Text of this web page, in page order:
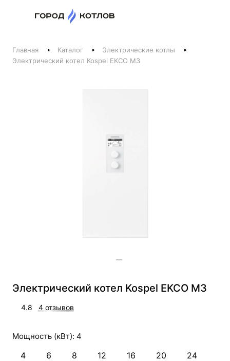
Телефоны
Заказать звонок
Главная Каталог
Электрические котлы
Электрический котел Kospel EKCO M3
Электрический котел Kospel EKCO M3
4.8 4 отзывов
Мощность (кВт): 4
4 6 8 12 16 20 24